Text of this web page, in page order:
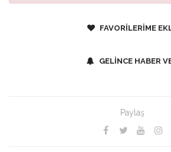
FAVORİLERİME
GELİNCE HABER
Paylaş